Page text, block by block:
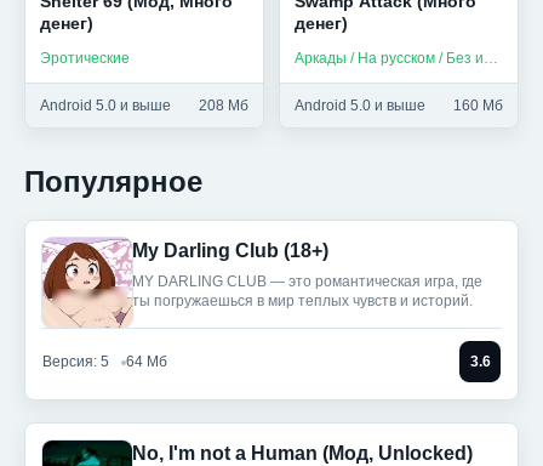
денег)
Эротические
Android 5.0 и выше 208 Мб
денег)
Аркады / На русском / Без интернета
Android 5.0 и выше 160 Мб
Популярное
My Darling Club (18+)
MY DARLING CLUB — это романтическая игра, где
ты погружаешься в мир теплых чувств и историй.
Версия: 5 64 Мб 3.6
No, I'm not a Human (Мод, Unlocked)